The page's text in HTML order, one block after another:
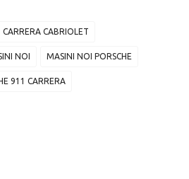
CARRERA CABRIOLET
NOI MASINI NOI PORSCHE
911 CARRERA